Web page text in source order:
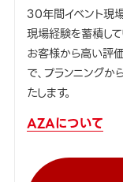
30年間イベント現
現場経験を蓄積して
お客様から高い評
で、プランニング
たします。
AZAについて